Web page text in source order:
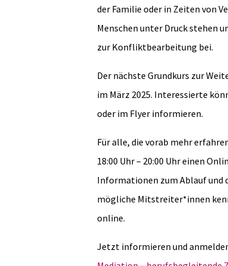
der Familie oder in Zeiten von
Menschen unter Druck stehen
zur Konfliktbearbeitung bei.
Der nächste Grundkurs zur
im März 2025. Interessierte
oder im Flyer informieren.
Für alle, die vorab mehr
18:00 Uhr – 20:00 Uhr einen
Informationen zum Ablauf und
mögliche Mitstreiter*innen
online.
Jetzt informieren und